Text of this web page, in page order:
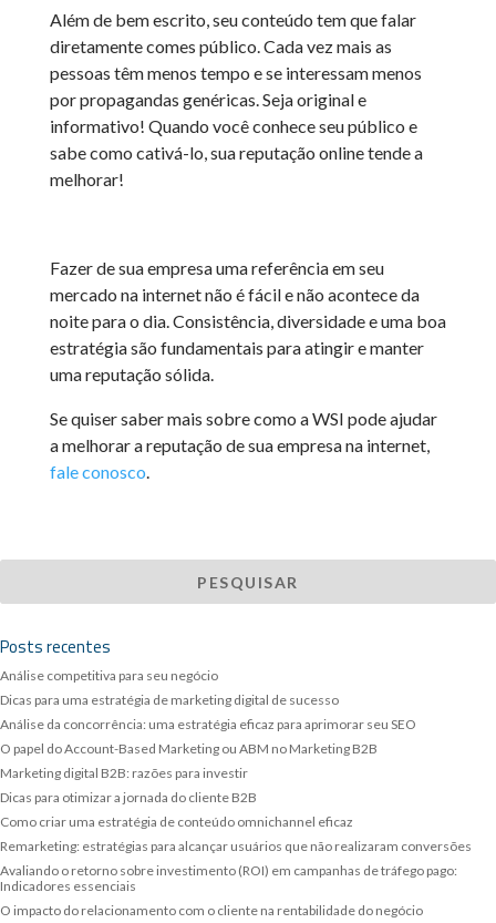
Além de bem escrito, seu conteúdo tem que falar
diretamente comes público. Cada vez mais as
pessoas têm menos tempo e se interessam menos
por propagandas genéricas. Seja original e
informativo! Quando você conhece seu público e
sabe como cativá-lo, sua reputação online tende a
melhorar!
Fazer de sua empresa uma referência em seu
mercado na internet não é fácil e não acontece da
noite para o dia. Consistência, diversidade e uma boa
estratégia são fundamentais para atingir e manter
uma reputação sólida.
Se quiser saber mais sobre como a WSI pode ajudar
a melhorar a reputação de sua empresa na internet,
fale conosco.
Posts recentes
Análise competitiva para seu negócio
Dicas para uma estratégia de marketing digital de sucesso
Análise da concorrência: uma estratégia eficaz para aprimorar seu SEO
O papel do Account-Based Marketing ou ABM no Marketing B2B
Marketing digital B2B: razões para investir
Dicas para otimizar a jornada do cliente B2B
Como criar uma estratégia de conteúdo omnichannel eficaz
Remarketing: estratégias para alcançar usuários que não realizaram conversões
Avaliando o retorno sobre investimento (ROI) em campanhas de tráfego pago:
Indicadores essenciais
O impacto do relacionamento com o cliente na rentabilidade do negócio